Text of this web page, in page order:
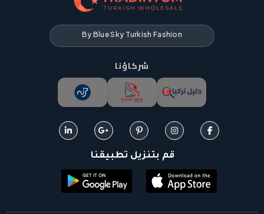
By Blue Sky Turkish Fashion
شركاؤنا
قم بتنزيل تطبيقنا